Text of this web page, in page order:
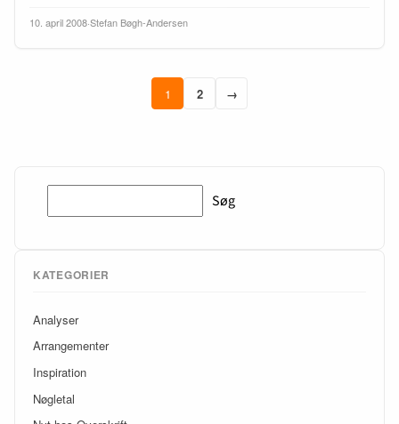
10. april 2008·Stefan Bøgh-Andersen
1 2 →
Søg
KATEGORIER
Analyser
Arrangementer
Inspiration
Nøgletal